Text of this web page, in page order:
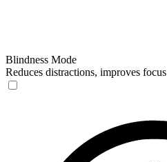
Blindness Mode
Reduces distractions, improves focus